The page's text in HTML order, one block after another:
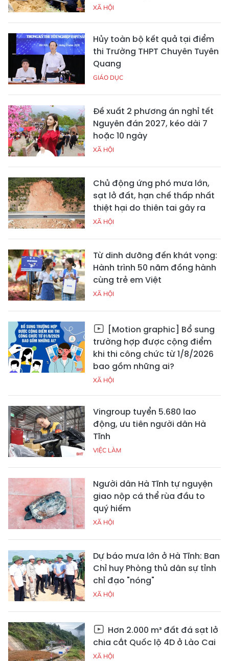
XÃ HỘI
Hủy toàn bộ kết quả tại điểm
thi Trường THPT Chuyên Tuyên
Quang
GIÁO DỤC
Đề xuất 2 phương án nghỉ tết
Nguyên đán 2027, kéo dài 7
hoặc 10 ngày
XÃ HỘI
Chủ động ứng phó mưa lớn,
sạt lở đất, hạn chế thấp nhất
thiệt hại do thiên tai gây ra
XÃ HỘI
Từ dinh dưỡng đến khát vọng:
Hành trình 50 năm đồng hành
cùng trẻ em Việt
XÃ HỘI
[Motion graphic] Bổ sung
trường hợp được cộng điểm
khi thi công chức từ 1/8/2026
bao gồm những ai?
XÃ HỘI
Vingroup tuyển 5.680 lao
động, ưu tiên người dân Hà
Tĩnh
VIỆC LÀM
Người dân Hà Tĩnh tự nguyện
giao nộp cá thể rùa đầu to
quý hiếm
XÃ HỘI
Dự báo mưa lớn ở Hà Tĩnh: Ban
Chỉ huy Phòng thủ dân sự tỉnh
chỉ đạo "nóng"
XÃ HỘI
Hơn 2.000 m³ đất đá sạt lở
chia cắt Quốc lộ 4D ở Lào Cai
XÃ HỘI